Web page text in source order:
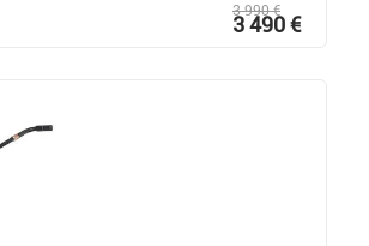
3 990 €
3 490 €